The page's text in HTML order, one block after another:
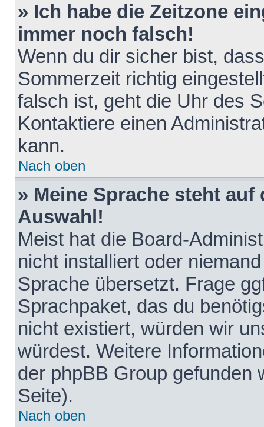
» Ich habe die Zeitzone
immer noch falsch!
Wenn du dir sicher bist,
Sommerzeit richtig
falsch ist, geht die Uhr des
Kontaktiere einen
kann.
Nach oben
» Meine Sprache steht
Auswahl!
Meist hat die Board-
nicht installiert oder
Sprache übersetzt. Frage
Sprachpaket, das du
nicht existiert, würden wir
würdest. Weitere
der phpBB Group gefunden
Seite).
Nach oben